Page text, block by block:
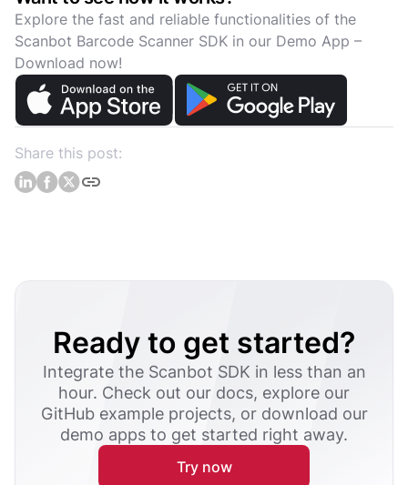
Explore the fast and reliable functionalities of the
Scanbot Barcode Scanner SDK in our Demo App –
Download now!
Share this post:
Ready to get started?
Integrate the Scanbot SDK in less than an
hour. Check out our docs, explore our
GitHub example projects, or download our
demo apps to get started right away.
Try now